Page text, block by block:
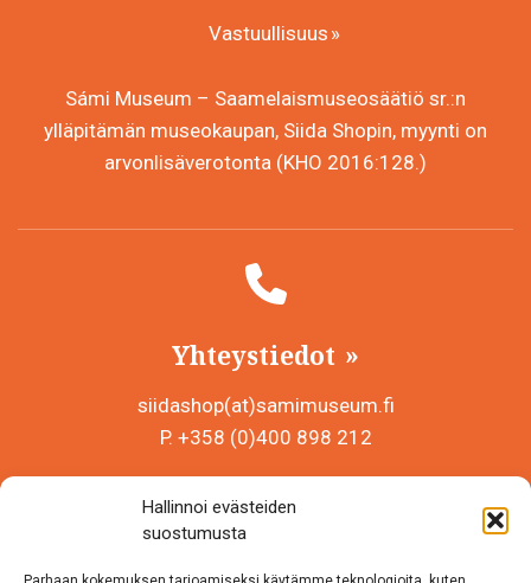
Hallinnoi evästeiden
suostumusta
Vastuullisuus
Sámi Museum – Saamelaismuseosäätiö sr.:n
ylläpitämän museokaupan, Siida Shopin, myynti on
arvonlisäverotonta (KHO 2016:128.)
Yhteystiedot
siidashop(at)samimuseum.fi
P. +358 (0)400 898 212
Y-tunnus 0625907-2